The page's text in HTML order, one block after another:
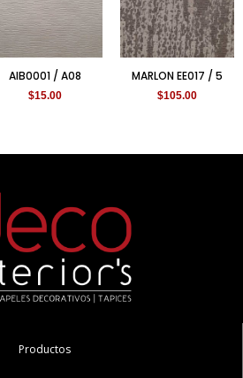
AIB0001 / A08
$15.00
MARLON EE017 / 5
$105.00
Productos